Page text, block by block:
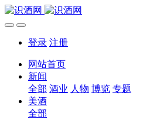
登录 注册
网站首页
新闻
全部 酒业 人物 博览 专题
美酒
全部